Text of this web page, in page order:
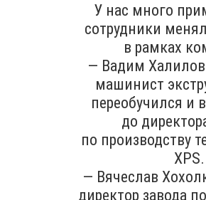
У нас много
сотрудники
в рамках
— Вадим
машинист
переобучился и
до
по производству
XPS.
— Вячеслав
директор завода